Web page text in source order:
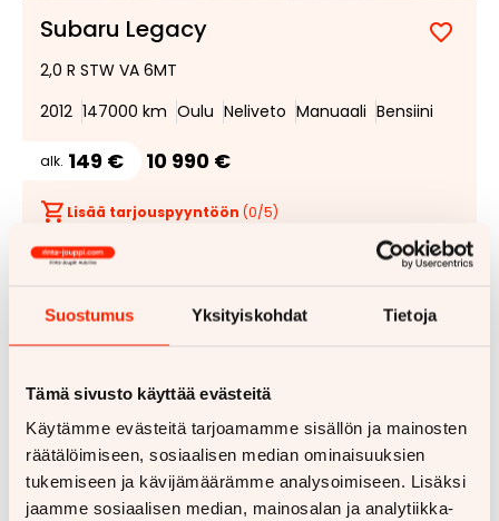
Suostumus Yksityiskohdat Tietoja
Tämä sivusto käyttää evästeitä
Käytämme evästeitä tarjoamamme sisällön ja mainosten
räätälöimiseen, sosiaalisen median ominaisuuksien
tukemiseen ja kävijämäärämme analysoimiseen. Lisäksi
jaamme sosiaalisen median, mainosalan ja analytiikka-
Subaru Legacy
Lisää
2,0 R STW VA 6MT
2012 147000 km Oulu Neliveto Manuaali Bensiini
alk. 149 € 10 990 €
Lisää tarjouspyyntöön (0/5)